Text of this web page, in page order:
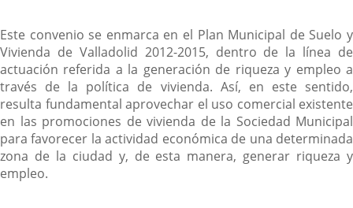
Este convenio se enmarca en el Plan Municipal de Suelo y
Vivienda de Valladolid 2012-2015, dentro de la línea de
actuación referida a la generación de riqueza y empleo a
través de la política de vivienda. Así, en este sentido,
resulta fundamental aprovechar el uso comercial existente
en las promociones de vivienda de la Sociedad Municipal
para favorecer la actividad económica de una determinada
zona de la ciudad y, de esta manera, generar riqueza y
empleo.